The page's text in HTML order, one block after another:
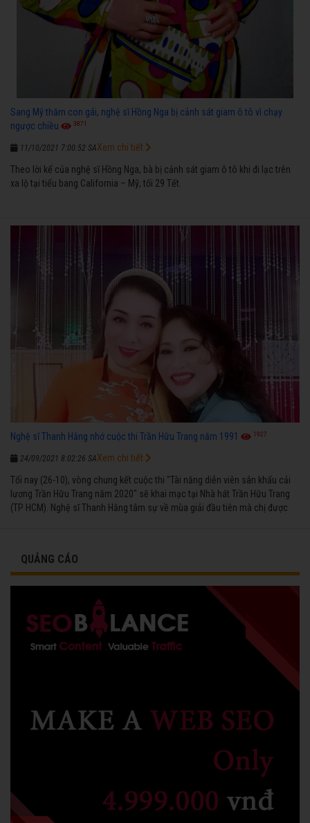
Sang Mỹ thăm con gái, nghệ sĩ Hồng Nga bị cảnh sát giam ô tô vì chạy
ngược chiều
3871
11/10/2021 7:00:52 SA
Theo lời kể của nghệ sĩ Hồng Nga, bà bị cảnh sát giam ô tô khi đi lạc trên
xa lộ tại tiểu bang California – Mỹ, tối 29 Tết.
Xem chi tiết
Nghệ sĩ Thanh Hằng nhớ cuộc thi Trần Hữu Trang năm 1991 1927
24/09/2021 8:02:26 SA
Tối nay (26-10), vòng chung kết cuộc thi "Tài năng diễn viên sân khấu cải
lương Trần Hữu Trang năm 2020" sẽ khai mạc tại Nhà hát Trần Hữu Trang
(TP HCM). Nghệ sĩ Thanh Hằng tâm sự về mùa giải đầu tiên mà chị được
Xem chi tiết
QUẢNG CÁO